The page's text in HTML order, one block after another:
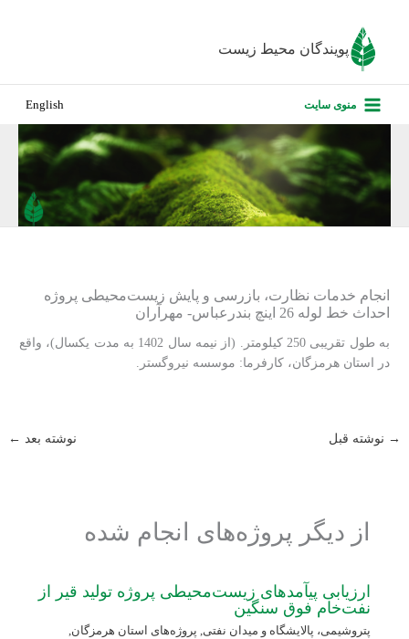
پویندگان محیط زیست
منوی سایت English
انجام خدمات نظارت، بازرسی و پایش زیست‌محیطی پروژه
احداث خط لوله 26 اینچ بندرعباس- مهرآران
به طول تقریبی 250 کیلومتر. (از نیمه سال 1402 به مدت یکسال)، واقع
در استان هرمزگان، کارفرما: موسسه نیروگستر.
→ نوشته قبل نوشته بعد ←
از دیگر پروژه‌های انجام شده
ارزیابی پی‏آمدهای زیست‌محیطی پروژه تولید قیر از
نفت‌خام فوق سنگین
پتروشیمی، پالایشگاه و میدان نفتی, پروژه‌های استان هرمزگان,
درباره ما
پروژه‌های
تماس با ما